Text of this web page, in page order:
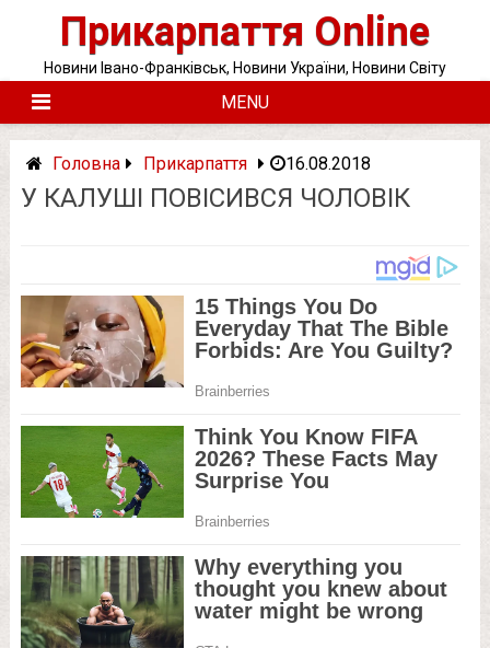
Прикарпаття Online
Новини Івано-Франківськ, Новини України, Новини Світу
MENU
Головна Прикарпаття 16.08.2018
У КАЛУШІ ПОВІСИВСЯ ЧОЛОВІК